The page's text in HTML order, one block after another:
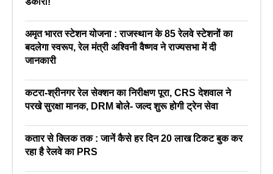
अमृत भारत स्टेशन योजना : राजस्थान के 85 रेलवे स्टेशनों का
बदलेगा स्वरूप, रेल मंत्री अश्विनी वैष्णव ने राज्यसभा में दी
जानकारी
कटरा-श्रीनगर रेल सेक्शन का निरीक्षण पूरा, CRS देशवाल ने
परखे सुरक्षा मानक, DRM बोले- जल्द शुरू होगी ट्रेन सेवा
कतार से क्लिक तक : जानें कैसे हर दिन 20 लाख टिकट बुक कर
रहा है रेलवे का PRS